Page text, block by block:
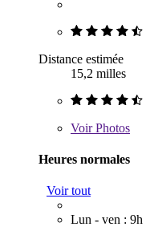
Distance estimée
15,2 milles
VoirPhotos
Heures normales
Voir tout
Lun - ven : 9h